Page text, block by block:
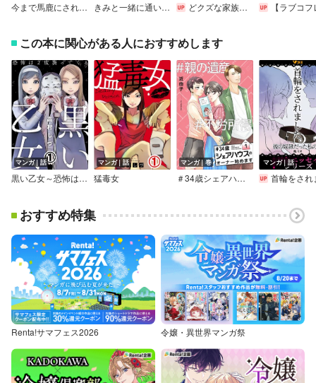
今まで馬鹿にされていた気弱令嬢に転生したら、とんでもない事になった話、聞く？ きみと一緒に通いたい どクズな家族と別れる方法 天才の姉は実はダメ女。無能と言われた妹は救国の魔導士だった（コミック） 【ラブコフレ】教えてください、藤
この本に関心がある人におすすめします
マンガ｜話
黒い乙女～恐怖は2度襲ってくる～
マンガ｜話
猛毒女
マンガ｜巻
＃34歳シェアハウスのオーナー始めます【描き下ろしおまけ付き特装版】
マンガ｜話
首輪をされました。 彼の奴隷だった
おすすめ特集
Renta!サマフェス2026 令嬢・異世界マンガ祭